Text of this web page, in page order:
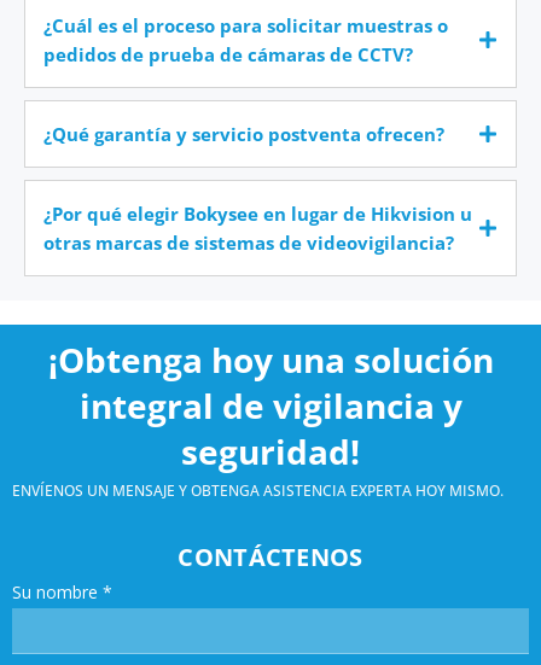
¿Cuál es el proceso para solicitar muestras o
pedidos de prueba de cámaras de CCTV?
¿Qué garantía y servicio postventa ofrecen?
¿Por qué elegir Bokysee en lugar de Hikvision u
otras marcas de sistemas de videovigilancia?
¡Obtenga hoy una solución
integral de vigilancia y
seguridad!
ENVÍENOS UN MENSAJE Y OBTENGA ASISTENCIA EXPERTA HOY MISMO.
CONTÁCTENOS
Su nombre *